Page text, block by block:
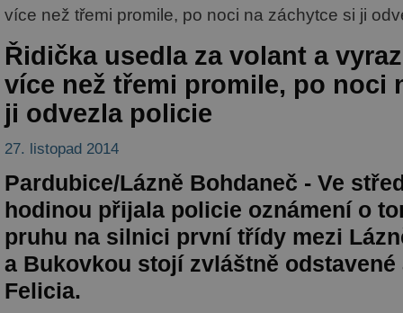
více než třemi promile, po noci na záchytce si ji
Řidička usedla za volant a
více než třemi promile, po noci
ji odvezla policie
27. listopad 2014
Pardubice/Lázně Bohdaneč - Ve
hodinou přijala policie oznámení o
pruhu na silnici první třídy mezi
a Bukovkou stojí zvláštně odstavené
Felicia.